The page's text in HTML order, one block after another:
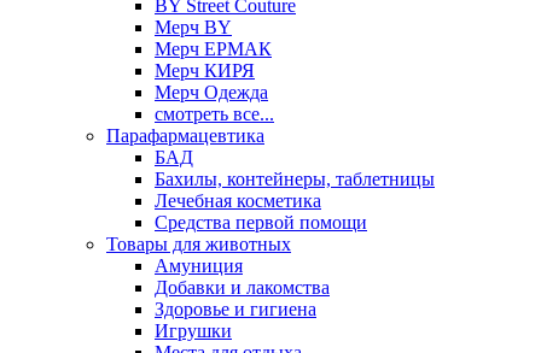
BY Street Couture
Мерч BY
Мерч ЕРМАК
Мерч КИРЯ
Мерч Одежда
смотреть все...
Парафармацевтика
БАД
Бахилы, контейнеры, таблетницы
Лечебная косметика
Средства первой помощи
Товары для животных
Амуниция
Добавки и лакомства
Здоровье и гигиена
Игрушки